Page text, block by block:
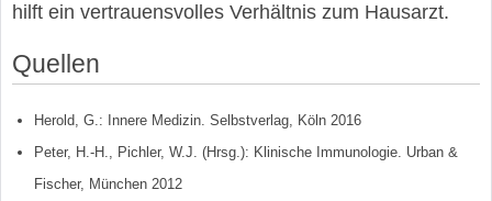
hilft ein vertrauensvolles Verhältnis zum Hausarzt.
Quellen
Herold, G.: Innere Medizin. Selbstverlag, Köln 2016
Peter, H.-H., Pichler, W.J. (Hrsg.): Klinische Immunologie. Urban &
Fischer, München 2012